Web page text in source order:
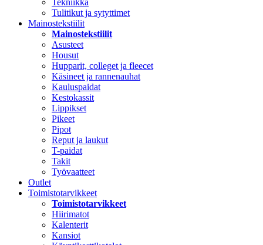
Tekniikka
Tulitikut ja sytyttimet
Mainostekstiilit
Mainostekstiilit
Asusteet
Housut
Hupparit, colleget ja fleecet
Käsineet ja rannenauhat
Kauluspaidat
Kestokassit
Lippikset
Pikeet
Pipot
Reput ja laukut
T-paidat
Takit
Työvaatteet
Outlet
Toimistotarvikkeet
Toimistotarvikkeet
Hiirimatot
Kalenterit
Kansiot